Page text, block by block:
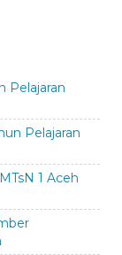
Pelajaran
Pelajaran
1 Aceh